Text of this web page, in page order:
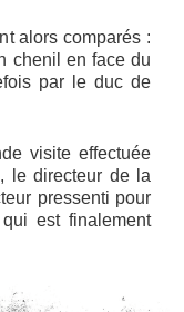
alors comparés :
chenil en face du
par le duc de
visite effectuée
le directeur de la
pressenti pour
est finalement